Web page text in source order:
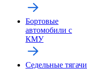
Бортовые
автомобили с
КМУ
Седельные тягачи